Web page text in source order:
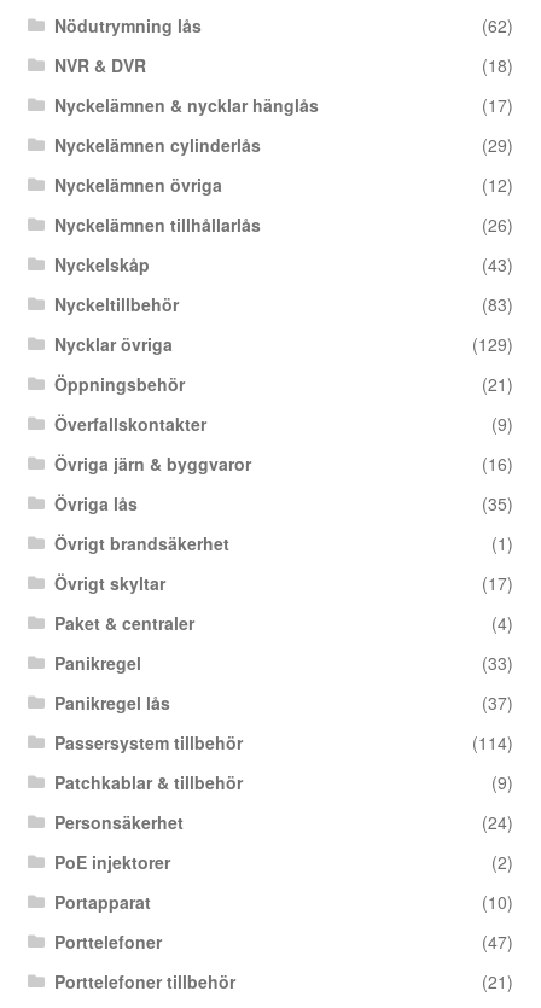
Nödutrymning lås
(62)
NVR & DVR
(18)
Nyckelämnen & nycklar hänglås
(17)
Nyckelämnen cylinderlås
(29)
Nyckelämnen övriga
(12)
Nyckelämnen tillhållarlås
(26)
Nyckelskåp
(43)
Nyckeltillbehör
(83)
Nycklar övriga
(129)
Öppningsbehör
(21)
Överfallskontakter
(9)
Övriga järn & byggvaror
(16)
Övriga lås
(35)
Övrigt brandsäkerhet
(1)
Övrigt skyltar
(17)
Paket & centraler
(4)
Panikregel
(33)
Panikregel lås
(37)
Passersystem tillbehör
(114)
Patchkablar & tillbehör
(9)
Personsäkerhet
(24)
PoE injektorer
(2)
Portapparat
(10)
Porttelefoner
(47)
Porttelefoner tillbehör
(21)